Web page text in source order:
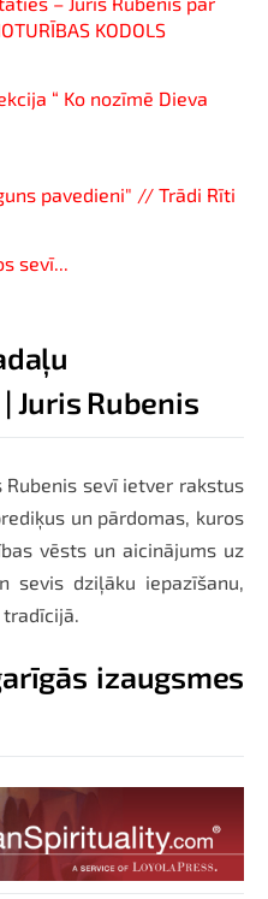
KODOLS
“ Ko nozīmē Dieva
pavedieni" // Trādi Rīti
sevī...
Juris Rubenis
Rubenis sevī ietver rakstus
un pārdomas, kuros
vēsts un aicinājums uz
sevis dziļāku iepazīšanu,
izaugsmes